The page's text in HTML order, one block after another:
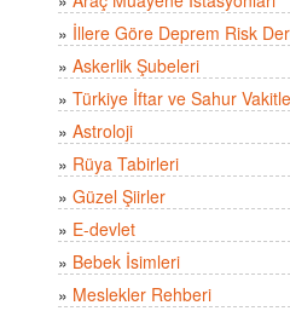
» İllere Göre Deprem Risk
» Askerlik Şubeleri
» Türkiye İftar ve Sahur
» Astroloji
» Rüya Tabirleri
» Güzel Şiirler
» E-devlet
» Bebek İsimleri
» Meslekler Rehberi